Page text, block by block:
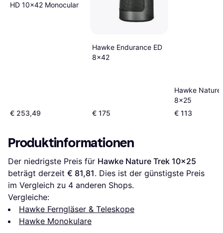
HD 10x42 Monocular
€ 253,49
Hawke Endurance ED
8x42
€ 175
Hawke Nature
8x25
€ 113
Produktinformationen
Der niedrigste Preis für Hawke Nature Trek 10×25
beträgt derzeit € 81,81. Dies ist der günstigste Preis
im Vergleich zu 4 anderen Shops.
Vergleiche:
Hawke Ferngläser & Teleskope
Hawke Monokulare